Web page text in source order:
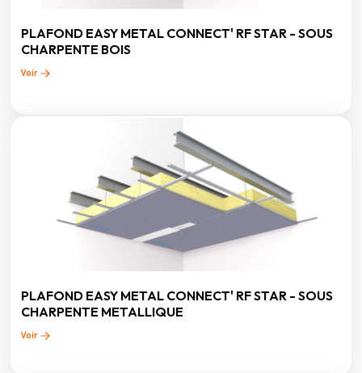
PLAFOND EASY METAL CONNECT' RF STAR - SOUS
CHARPENTE BOIS
Voir
PLAFOND EASY METAL CONNECT' RF STAR - SOUS
CHARPENTE METALLIQUE
Voir